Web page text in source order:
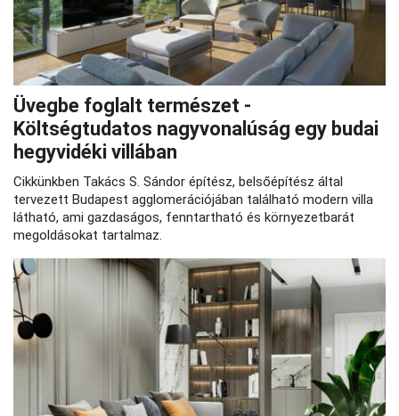
Üvegbe foglalt természet -
Költségtudatos nagyvonalúság egy budai
hegyvidéki villában
Cikkünkben Takács S. Sándor építész, belsőépítész által
tervezett Budapest agglomerációjában található modern villa
látható, ami gazdaságos, fenntartható és környezetbarát
megoldásokat tartalmaz.